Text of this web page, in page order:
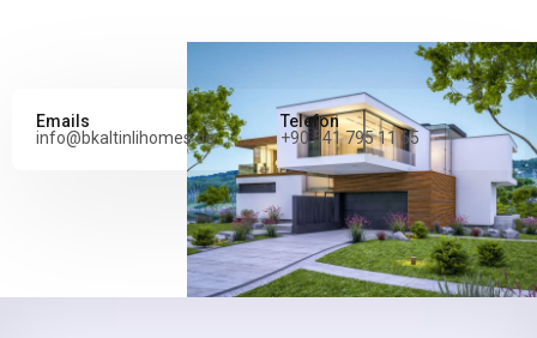
Emails
info@bkaltinlihomes.de
Telefon
+90 541 795 11 65